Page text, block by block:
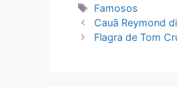
Tags
Famosos
Cauã Reymond
Flagra de Tom